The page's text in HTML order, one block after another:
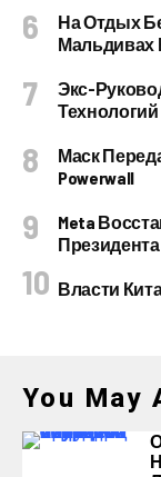
На Отдых
Мальдивах
Экс-
Технологий
Маск
Powerwall
Meta
Власти
You May